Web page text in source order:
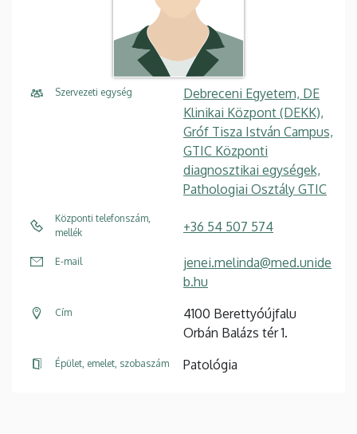
Szervezeti egység
Debreceni Egyetem, DE
Klinikai Központ (DEKK),
Gróf Tisza István Campus,
GTIC Központi
diagnosztikai egységek,
Pathologiai Osztály GTIC
Központi telefonszám,
mellék
+36 54 507 574
E-mail
jenei.melinda@med.unide
b.hu
Cím
4100 Berettyóújfalu
Orbán Balázs tér 1.
Épület, emelet, szobaszám Patológia